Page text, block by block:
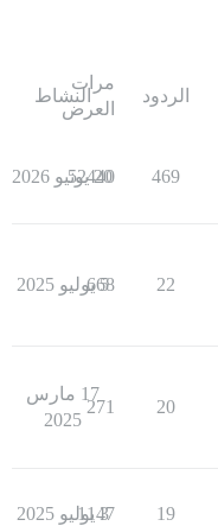
الردود
مرات
العرض
النشاط
469
52440
20 يونيو 2026
22
668
5 يوليو 2025
20
271
17 مارس
2025
19
1147
3 يوليو 2025